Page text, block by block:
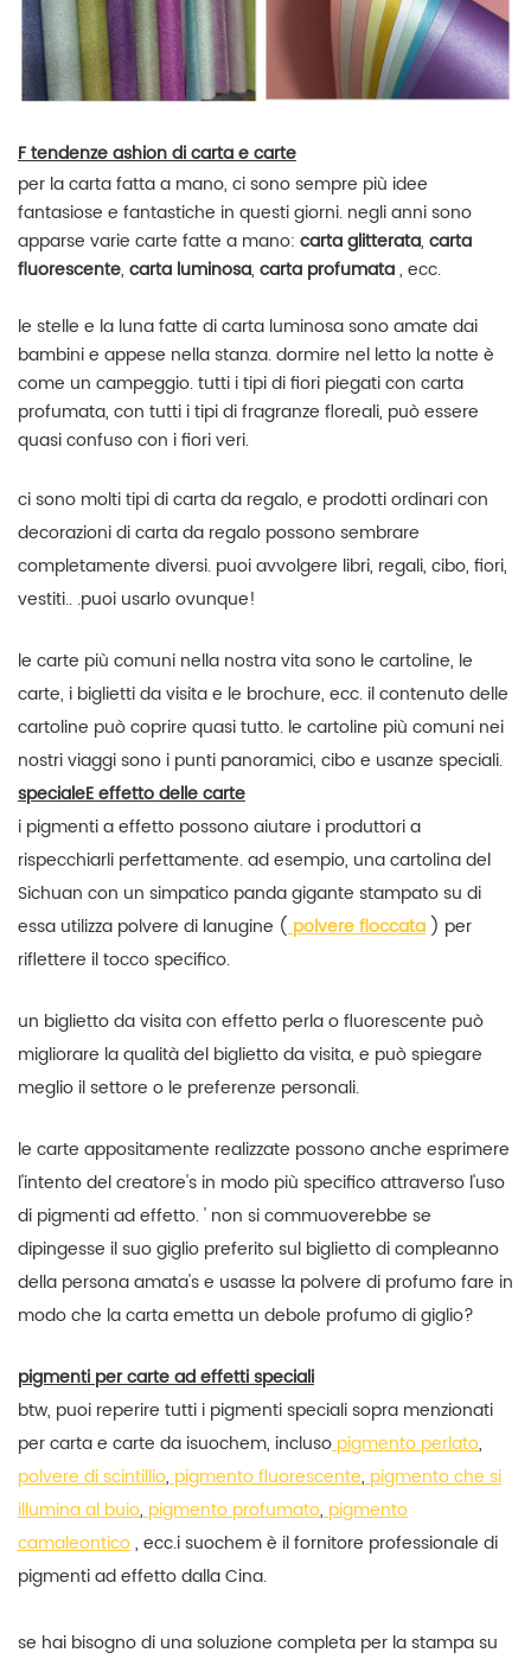
Ftendenze ashion di carta e carte
per la carta fatta a mano, ci sono sempre più idee
fantasiose e fantastiche in questi giorni. negli anni sono
apparse varie carte fatte a mano: carta glitterata, carta
fluorescente, carta luminosa, carta profumata, ecc.
le stelle e la luna fatte di carta luminosa sono amate dai
bambini e appese nella stanza. dormire nel letto la notte è
come un campeggio. tutti i tipi di fiori piegati con carta
profumata, con tutti i tipi di fragranze floreali, può essere
quasi confuso con i fiori veri.
ci sono molti tipi di carta da regalo, e prodotti ordinari con
decorazioni di carta da regalo possono sembrare
completamente diversi. puoi avvolgere libri, regali, cibo, fiori,
vestiti.. .puoi usarlo ovunque!
le carte più comuni nella nostra vita sono le cartoline, le
carte, i biglietti da visita e le brochure, ecc. il contenuto delle
cartoline può coprire quasi tutto. le cartoline più comuni nei
nostri viaggi sono i punti panoramici, cibo e usanze speciali.
specialeEeffetto delle carte
i pigmenti a effetto possono aiutare i produttori a
rispecchiarli perfettamente. ad esempio, una cartolina del
Sichuan con un simpatico panda gigante stampato su di
essa utilizza polvere di lanugine (polvere floccata ) per
riflettere il tocco specifico.
un biglietto da visita con effetto perla o fluorescente può
migliorare la qualità del biglietto da visita, e può spiegare
meglio il settore o le preferenze personali.
le carte appositamente realizzate possono anche esprimere
l'intento del creatore's in modo più specifico attraverso l'uso
di pigmenti ad effetto. ' non si commuoverebbe se
dipingesse il suo giglio preferito sul biglietto di compleanno
della persona amata's e usasse la polvere di profumo fare in
modo che la carta emetta un debole profumo di giglio?
pigmenti per carte ad effetti speciali
btw, puoi reperire tutti i pigmenti speciali sopra menzionati
per carta e carte da isuochem, inclusopigmento perlato,
polvere di scintillio,pigmento fluorescente,pigmento che si
illumina al buio,pigmento profumato,pigmento
camaleontico, ecc.isuochem è il fornitore professionale di
pigmenti ad effetto dalla Cina.
se hai bisogno di una soluzione completa per la stampa su